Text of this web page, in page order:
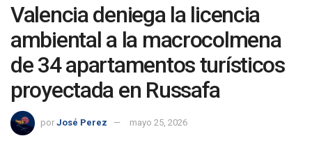
Valencia deniega la licencia
ambiental a la macrocolmena
de 34 apartamentos turísticos
proyectada en Russafa
por José Perez mayo 25, 2026